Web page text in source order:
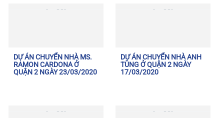
DỰ ÁN CHUYỂN NHÀ MS.
RAMON CARDONA Ở
QUẬN 2 NGÀY 23/03/2020
DỰ ÁN CHUYỂN NHÀ ANH
TÙNG Ở QUẬN 2 NGÀY
17/03/2020